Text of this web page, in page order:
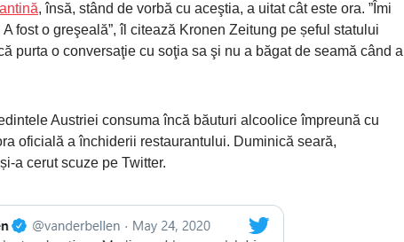
, însă, stând de vorbă cu aceştia, a uitat cât este ora. ”Îmi
fost o greşeală”, îl citează Kronen Zeitung pe șeful statului
purta o conversaţie cu soţia sa şi nu a băgat de seamă când a
Austriei consuma încă băuturi alcoolice împreună cu
oficială a închiderii restaurantului. Duminică seară,
a cerut scuze pe Twitter.